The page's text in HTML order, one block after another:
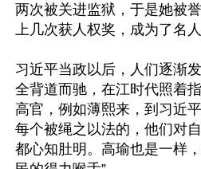
两次被关进监狱，于是她被
上几次获人权奖，成为了名人
习近平当政以后，人们逐渐
全背道而驰，在江时代照着
高官，例如薄熙来，到习近
每个被绳之以法的，他们对
都心知肚明。高瑜也是一样